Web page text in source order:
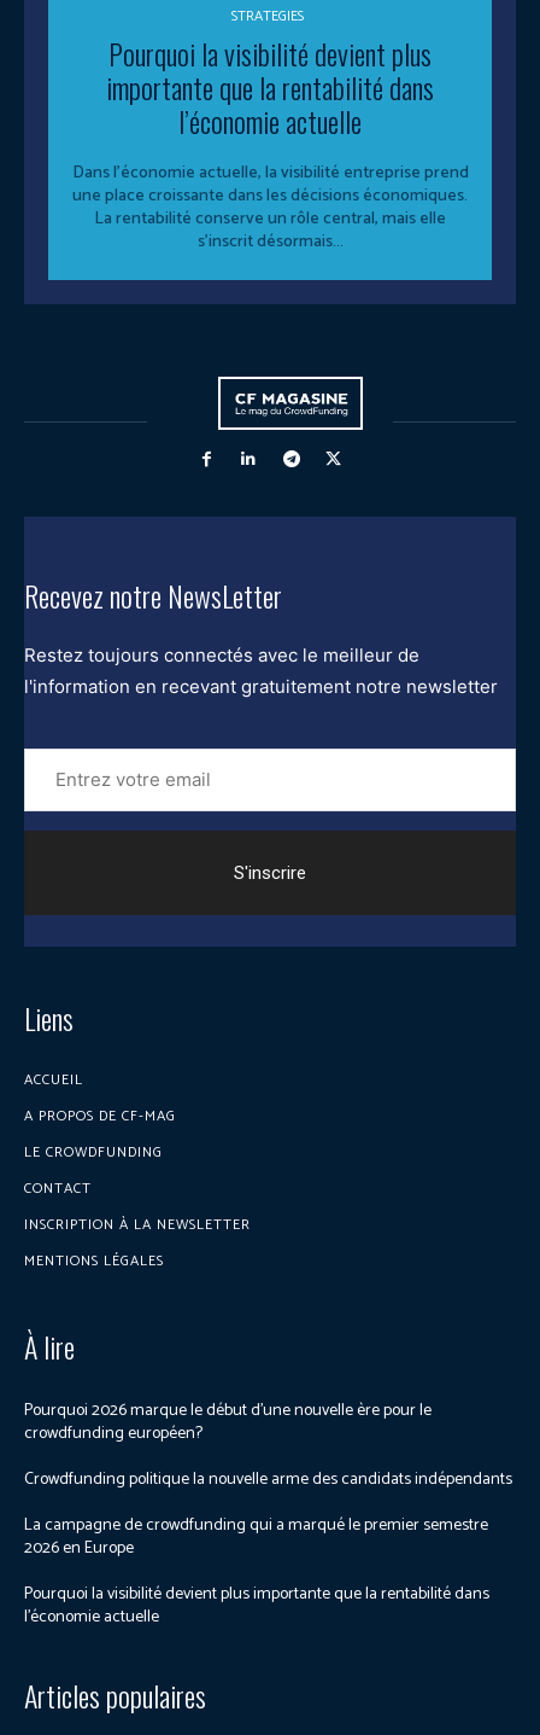
STRATEGIES
Pourquoi la visibilité devient plus
importante que la rentabilité dans
l’économie actuelle
Dans l’économie actuelle, la visibilité entreprise prend
une place croissante dans les décisions économiques.
La rentabilité conserve un rôle central, mais elle
s’inscrit désormais...
Recevez notre NewsLetter
Restez toujours connectés avec le meilleur de
l'information en recevant gratuitement notre newsletter
Entrez
votre
email
Liens
ACCUEIL
A PROPOS DE CF-MAG
LE CROWDFUNDING
CONTACT
INSCRIPTION À LA NEWSLETTER
MENTIONS LÉGALES
À lire
Pourquoi 2026 marque le début d’une nouvelle ère pour le
crowdfunding européen?
Crowdfunding politique la nouvelle arme des candidats indépendants
La campagne de crowdfunding qui a marqué le premier semestre
2026 en Europe
Pourquoi la visibilité devient plus importante que la rentabilité dans
l’économie actuelle
Articles populaires